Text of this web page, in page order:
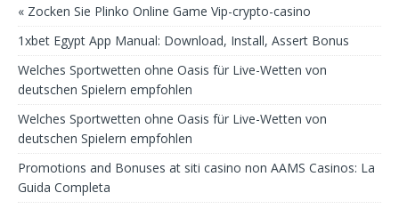
« Zocken Sie Plinko Online Game Vip-crypto-casino
1xbet Egypt App Manual: Download, Install, Assert Bonus
Welches Sportwetten ohne Oasis für Live-Wetten von
deutschen Spielern empfohlen
Welches Sportwetten ohne Oasis für Live-Wetten von
deutschen Spielern empfohlen
Promotions and Bonuses at siti casino non AAMS Casinos: La
Guida Completa